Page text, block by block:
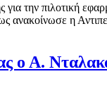
για την πιλοτική
ανακοίνωσε η
ο Α.